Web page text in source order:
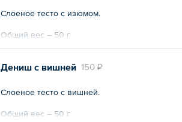
Слоеное тесто с изюмом.
Общий вес – 50 г
150 ₽
Дениш с вишней
Слоеное тесто с вишней.
Общий вес – 50 г